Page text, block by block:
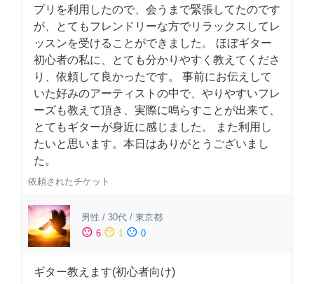
プリを利用したので、会うまで緊張してたのです
が、とてもフレンドリーな方でリラックスしてレ
ッスンを受けることができました。 ほぼギター
初心者の私に、とても分かりやすく教えてくださ
り、依頼して良かったです。 事前にお伝えして
いた好みのアーティストの中で、やりやすいフレ
ーズも教えて頂き、実際に鳴らすことが出来て、
とてもギターが身近に感じました。 また利用し
たいと思います。本日はありがとうございまし
た。
依頼されたチケット
男性 / 30代 / 東京都
sentiment_satisfied 6 sentiment_neutral 1 sentiment_dissatisfied 0
ギター教えます(初心者向け)